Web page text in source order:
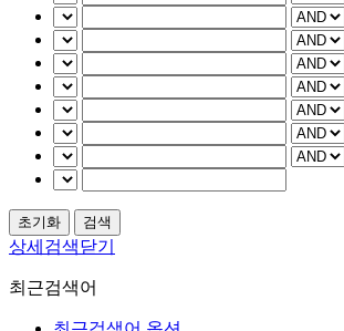
상세검색닫기
최근검색어